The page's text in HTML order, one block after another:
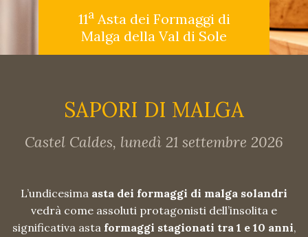
11aAsta dei Formaggi di
Malga della Val di Sole
SAPORI DI MALGA
Castel Caldes, lunedì 21 settembre 2026
L’undicesima asta dei formaggi di malga solandri
vedrà come assoluti protagonisti dell’insolita e
significativa asta formaggi stagionati tra 1 e 10 anni,